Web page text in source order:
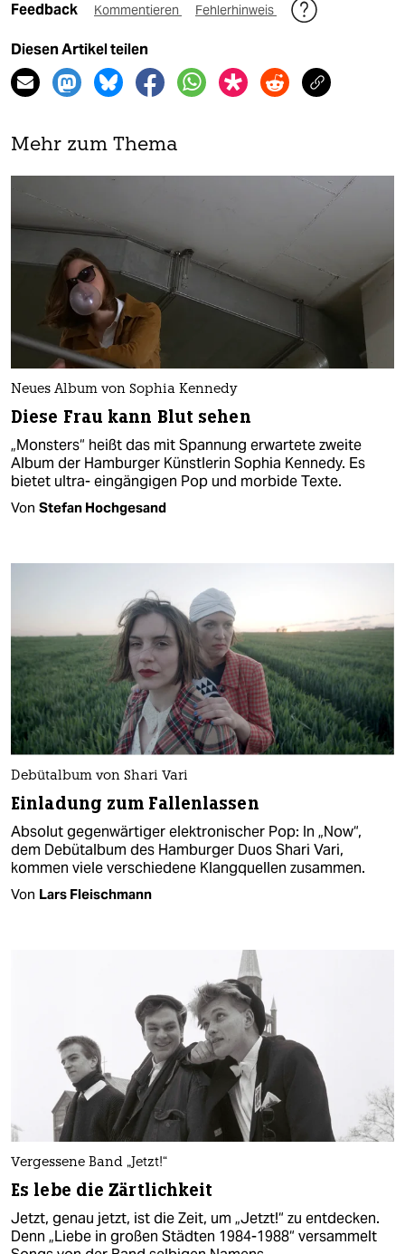
Feedback Kommentieren Fehlerhinweis
Diesen Artikel teilen
Mehr zum Thema
Neues Album von Sophia Kennedy
Diese Frau kann Blut sehen
„Monsters“ heißt das mit Spannung erwartete zweite
Album der Hamburger Künstlerin Sophia Kennedy. Es
bietet ultra- eingängigen Pop und morbide Texte.
Von Stefan Hochgesand
Debütalbum von Shari Vari
Einladung zum Fallenlassen
Absolut gegenwärtiger elektronischer Pop: In „Now“,
dem Debütalbum des Hamburger Duos Shari Vari,
kommen viele verschiedene Klangquellen zusammen.
Von Lars Fleischmann
Vergessene Band „Jetzt!“
Es lebe die Zärtlichkeit
Jetzt, genau jetzt, ist die Zeit, um „Jetzt!“ zu entdecken.
Denn „Liebe in großen Städten 1984-1988“ versammelt